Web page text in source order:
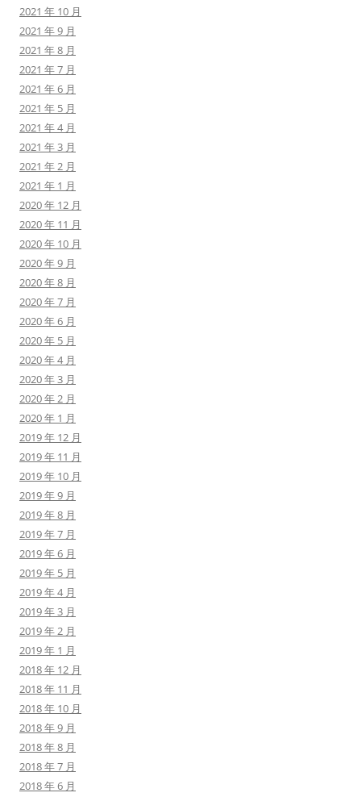
2021 年 10 月
2021 年 9 月
2021 年 8 月
2021 年 7 月
2021 年 6 月
2021 年 5 月
2021 年 4 月
2021 年 3 月
2021 年 2 月
2021 年 1 月
2020 年 12 月
2020 年 11 月
2020 年 10 月
2020 年 9 月
2020 年 8 月
2020 年 7 月
2020 年 6 月
2020 年 5 月
2020 年 4 月
2020 年 3 月
2020 年 2 月
2020 年 1 月
2019 年 12 月
2019 年 11 月
2019 年 10 月
2019 年 9 月
2019 年 8 月
2019 年 7 月
2019 年 6 月
2019 年 5 月
2019 年 4 月
2019 年 3 月
2019 年 2 月
2019 年 1 月
2018 年 12 月
2018 年 11 月
2018 年 10 月
2018 年 9 月
2018 年 8 月
2018 年 7 月
2018 年 6 月